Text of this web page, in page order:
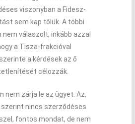
viszonyban a Fidesz-
sem kap tőlük. A többi
nem válaszolt, inkább azzal
a Tisza-frakcióval
a kérdések az ő
célozzák.
nem zárja le az ügyet. Az,
szerint nincs szerződéses
fontos mondat, de nem